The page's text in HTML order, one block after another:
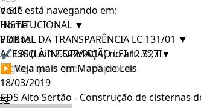
e-SIC
INSTITUCIONAL ▼
PORTAL DA TRANSPARÊNCIA LC 131/01 ▼
ACESSO À INFORMAÇÃO LEI 12.527▼
Você está navegando em:
Home
Vídeos
✔ LAI (Lei 12.527/2011) no art. 7º, II
▶ Veja mais em Mapa de Leis
18/03/2019
CDS Alto Sertão - Construção de cisternas